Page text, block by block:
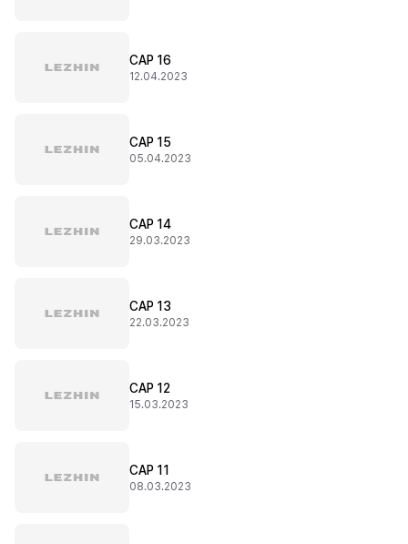
CAP 16
12.04.2023
CAP 15
05.04.2023
CAP 14
29.03.2023
CAP 13
22.03.2023
CAP 12
15.03.2023
CAP 11
08.03.2023